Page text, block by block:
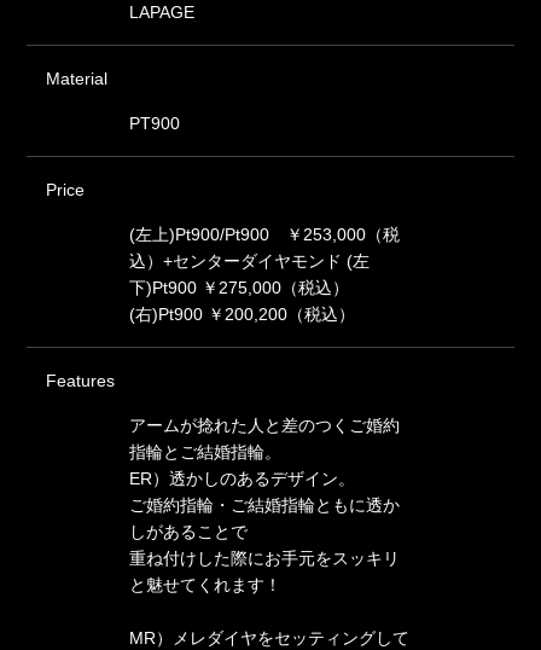
LAPAGE
Material
PT900
Price
(左上)Pt900/Pt900 ￥253,000（税
込）+センターダイヤモンド (左
下)Pt900 ￥275,000（税込）
(右)Pt900 ￥200,200（税込）
Features
アームが捻れた人と差のつくご婚約
指輪とご結婚指輪。
ER）透かしのあるデザイン。
ご婚約指輪・ご結婚指輪ともに透か
しがあることで
重ね付けした際にお手元をスッキリ
と魅せてくれます！
MR）メレダイヤをセッティングして